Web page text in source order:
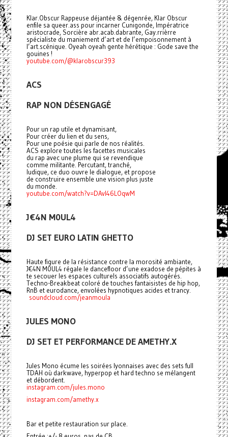
Klar.Obscur Rappeuse déjantée & dégenrée, Klar Obscur
enfile sa queer.ass pour incarner Cunigonde, Impératrice
aristocrade, Sorcière abr.acab.dabrante, Gay.rrièrre
spécialiste du maniement d’art et de l’empoisonnement à
l’art.scénique. Oyeah oyeah gente hérétique : Gode save the
gouines !
youtube.com/@klarobscur393
ACS
RAP NON DÉSENGAGÉ
Pour un rap utile et dynamisant,
Pour créer du lien et du sens,
Pour une poésie qui parle de nos réalités.
ACS explore toutes les facettes musicales
du rap avec une plume qui se revendique
comme militante. Percutant, tranché,
ludique, ce duo ouvre le dialogue, et propose
de construire ensemble une vision plus juste
du monde.
youtube.com/watch?v=DAvI46LOqwM
J€4N M0UL4
DJ SET EURO LATIN GHETTO
Haute figure de la résistance contre la morosité ambiante,
J€4N M0UL4 régale le dancefloor d’une exadose de pépites à
te secouer les espaces culturels associatifs autogérés.
Techno-Breakbeat coloré de touches fantaisistes de hip hop,
RnB et eurodance, envolées hypnotiques acides et trancy.
soundcloud.com/jeanmoula
JULES MONO
DJ SET ET PERFORMANCE DE AMETHY.X
Jules Mono écume les soirées lyonnaises avec des sets full
TDAH où darkwave, hyperpop et hard techno se mélangent
et débordent.
instagram.com/jules.mono
instagram.com/amethy.x
Bar et petite restauration sur place.